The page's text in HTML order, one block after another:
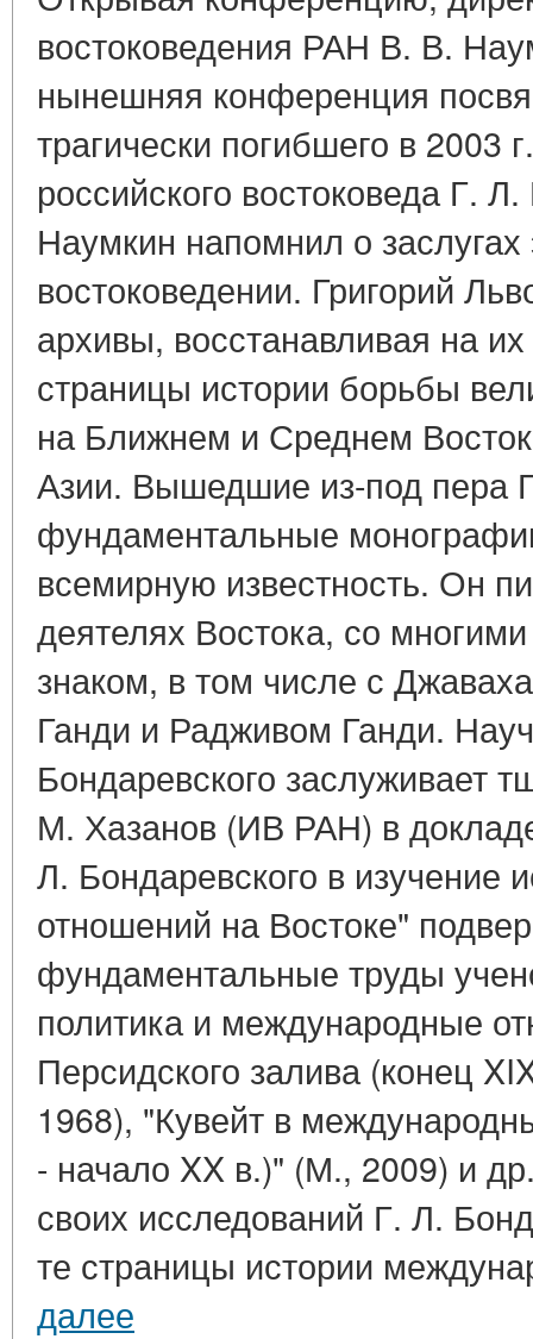
востоковедения РАН В. В.
нынешняя конференция
трагически погибшего в 2003
российского востоковеда Г.
Наумкин напомнил о заслугах
востоковедении. Григорий
архивы, восстанавливая на
страницы истории борьбы
на Ближнем и Среднем
Азии. Вышедшие из-под пера
фундаментальные
всемирную известность. Он
деятелях Востока, со
знаком, в том числе с
Ганди и Радживом Ганди.
Бондаревского заслуживает
М. Хазанов (ИВ РАН) в
Л. Бондаревского в изучение
отношений на Востоке"
фундаментальные труды
политика и международные
Персидского залива (конец
1968), "Кувейт в
- начало XX в.)" (М., 2009) и
своих исследований Г. Л.
те страницы истории
далее